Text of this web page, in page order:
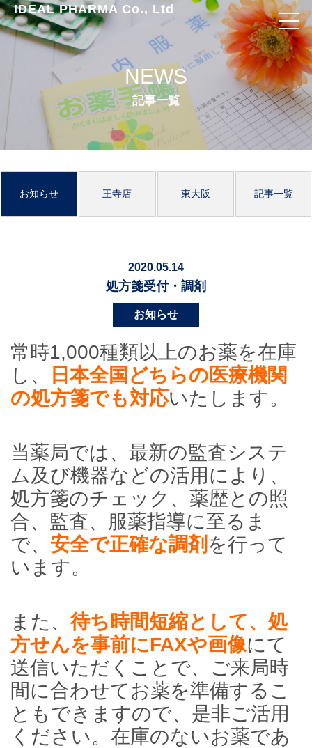
IDEAL PHARMA Co., Ltd
NEWS
記事一覧
お知らせ 王寺店 東大阪 記事一覧
2020.05.14
処方箋受付・調剤
お知らせ
常時1,000種類以上のお薬を在庫
し、
日本全国どちらの医療機関
の処方箋でも対応いたします。
当薬局では、最新の監査システ
ム及び機器などの活用により、
処方箋のチェック、薬歴との照
合、監査、服薬指導に至るま
で、 安全で正確な調剤 を行って
います。
また、 待ち時間短縮として、処
方せんを事前にFAXや画像にて
送信いただくことで、ご来局時
間に合わせてお薬を準備するこ
ともできますので、是非ご活用
ください。在庫のないお薬であ